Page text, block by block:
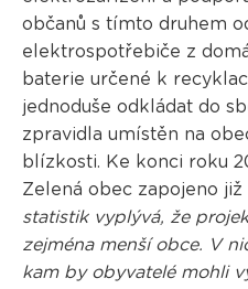
občanů s tímto druhem
elektrospotřebiče z
baterie určené k
jednoduše odkládat do
zpravidla umístěn na
blízkosti. Ke konci roku
Zelená obec zapojeno již
statistik vyplývá, že
zejména menší obce. V
kam by obyvatelé mohli